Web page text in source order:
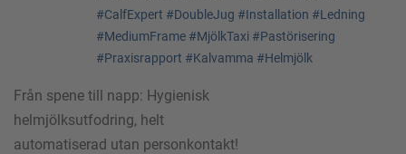
#CalfExpert #DoubleJug #Installation #Ledning
#MediumFrame #MjölkTaxi #Pastörisering
#Praxisrapport #Kalvamma #Helmjölk
Från spene till napp: Hygienisk
helmjölksutfodring, helt
automatiserad utan personkontakt!